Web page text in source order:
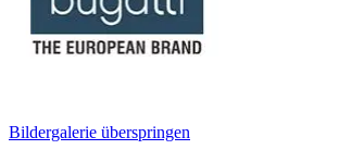
Bildergalerie überspringen